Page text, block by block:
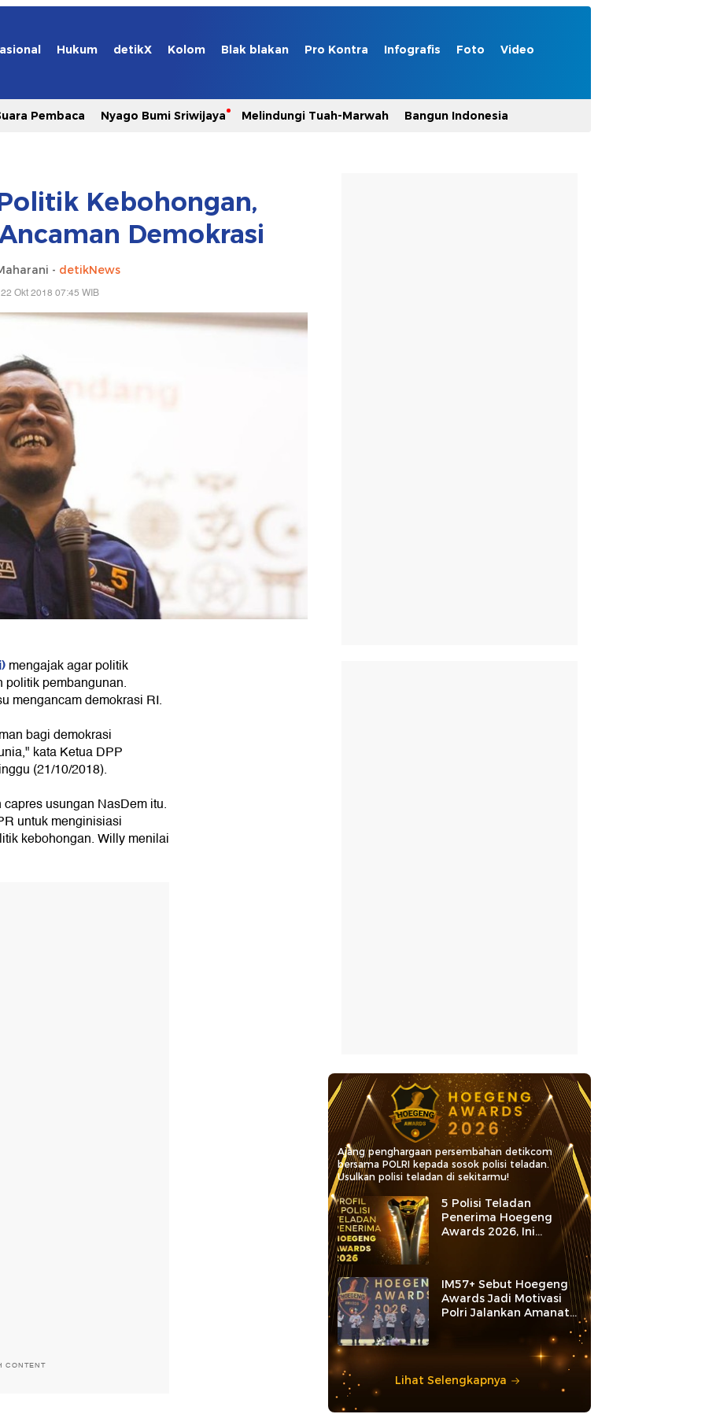
Hukum detikX Kolom Blak blakan Pro Kontra Infografis Foto Video
Pembaca Nyago Bumi Sriwijaya Melindungi Tuah-Marwah Bangun Indonesia
Kebohongan,
Demokrasi
- detikNews
Okt 2018 07:45 WIB
mengajak agar politik
pembangunan.
mengancam demokrasi RI.
bagi demokrasi
kata Ketua DPP
(21/10/2018).
usungan NasDem itu.
untuk menginisiasi
kebohongan. Willy menilai
CONTENT
Ajang penghargaan persembahan detikcom
bersama POLRI kepada sosok polisi teladan.
Usulkan polisi teladan di sekitarmu!
5 Polisi Teladan
Penerima Hoegeng
Awards 2026, Ini
Kategori dan Kiprahnya
IM57+ Sebut Hoegeng
Awards Jadi Motivasi
Polri Jalankan Amanat
Lihat Selengkapnya